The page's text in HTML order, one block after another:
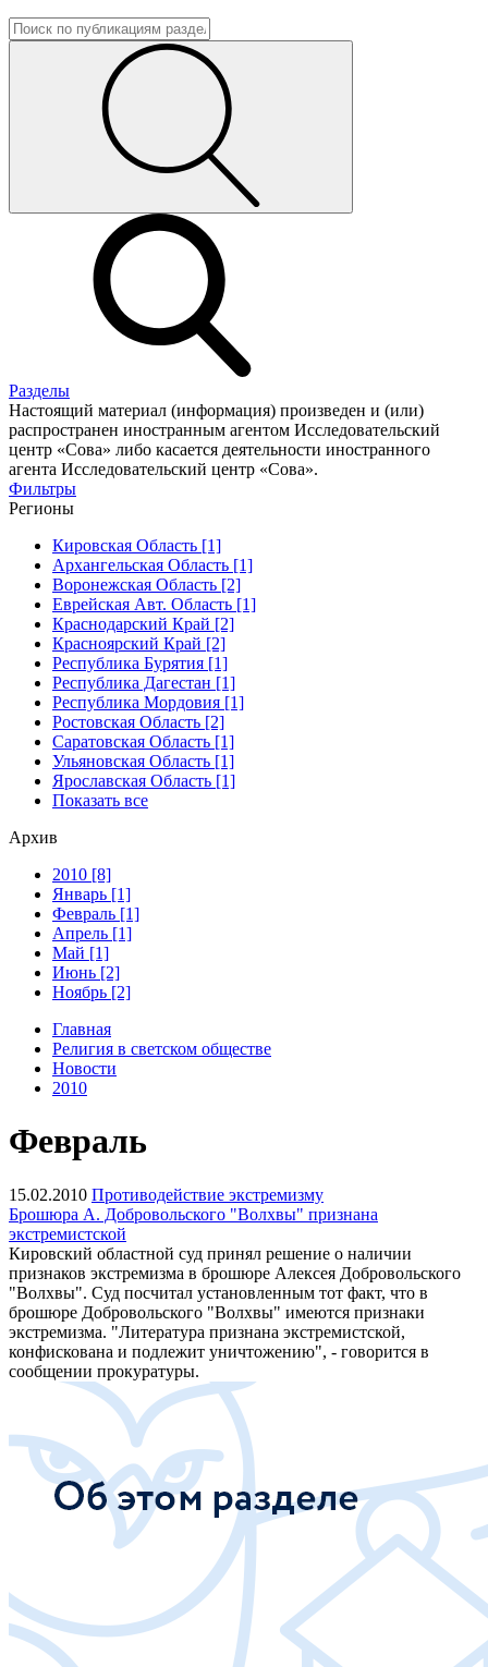
Разделы
Настоящий материал (информация) произведен и (или)
распространен иностранным агентом Исследовательский
центр «Сова» либо касается деятельности иностранного
агента Исследовательский центр «Сова».
Фильтры
Регионы
Кировская Область [1]
Архангельская Область [1]
Воронежская Область [2]
Еврейская Авт. Область [1]
Краснодарский Край [2]
Красноярский Край [2]
Республика Бурятия [1]
Республика Дагестан [1]
Республика Мордовия [1]
Ростовская Область [2]
Саратовская Область [1]
Ульяновская Область [1]
Ярославская Область [1]
Показать все
Архив
2010 [8]
Январь [1]
Февраль [1]
Апрель [1]
Май [1]
Июнь [2]
Ноябрь [2]
Главная
Религия в светском обществе
Новости
2010
Февраль
15.02.2010 Противодействие экстремизму
Брошюра А. Добровольского "Волхвы" признана
экстремистской
Кировский областной суд принял решение о наличии
признаков экстремизма в брошюре Алексея Добровольского
"Волхвы". Суд посчитал установленным тот факт, что в
брошюре Добровольского "Волхвы" имеются признаки
экстремизма. "Литература признана экстремистской,
конфискована и подлежит уничтожению", - говорится в
сообщении прокуратуры.